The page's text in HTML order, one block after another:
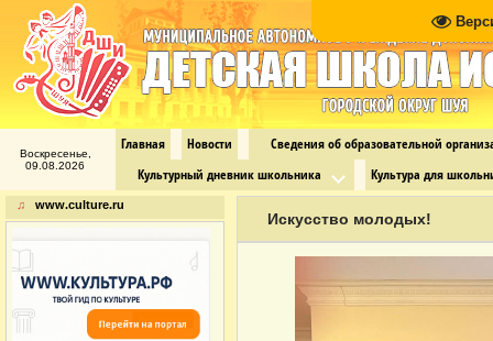
Воскресенье,
09.08.2026
Главная Новости
Сведения об образовательной
Культурный дневник школьника
Культура для
♫ www.culture.ru
Искусство молодых!